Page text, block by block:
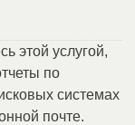
этой услугой,
по
системах
почте.